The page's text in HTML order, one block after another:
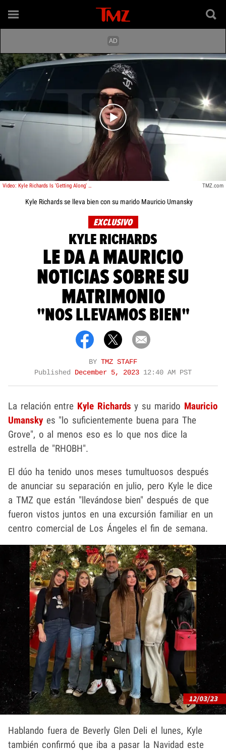
Play video content
Video: Kyle Richards Is 'Getting Along' With Estranged Husband Mauricio Umansky TMZ.com
Kyle Richards se lleva bien con su marido Mauricio Umansky
EXCLUSIVO
KYLE RICHARDS
LE DA A MAURICIO
NOTICIAS SOBRE SU
MATRIMONIO
"NOS LLEVAMOS BIEN"
BY TMZ STAFF
Published
December 5, 2023 12:40 AM PST
La relación entre Kyle Richards y su marido Mauricio
Umanskyes "lo suficientemente buena para The
Grove", o al menos eso es lo que nos dice la
estrella de "RHOBH".
El dúo ha tenido unos meses tumultuosos después
de anunciar su separación en julio, pero Kyle le dice
a TMZ que están "llevándose bien" después de que
fueron vistos juntos en una excursión familiar en un
centro comercial de Los Ángeles el fin de semana.
Hablando fuera de Beverly Glen Deli el lunes, Kyle
también confirmó que iba a pasar la Navidad este